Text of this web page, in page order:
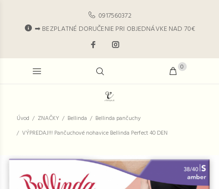
0917560372
➡ BEZPLATNÉ DORUČENIE PRI OBJEDNÁVKE NAD 70€
0
Úvod ZNAČKY Bellinda
Bellinda pančuchy
VÝPREDAJ!!! Pančuchové nohavice Bellinda Perfect 40 DEN